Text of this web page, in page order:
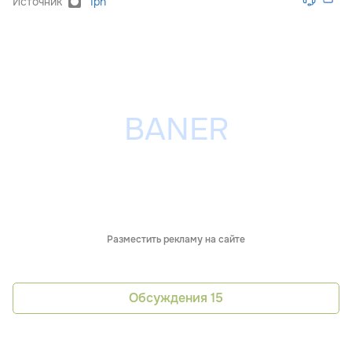
Разместить рекламу на сайте
Обсуждения 15